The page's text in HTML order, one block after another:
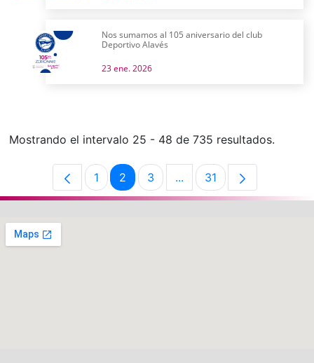
Nos sumamos al 105 aniversario del club
Deportivo Alavés
23 ene. 2026
Mostrando el intervalo 25 - 48 de 735 resultados.
Página
1 Página
2 Página
3 ...Páginas intermedias Use
Página
31